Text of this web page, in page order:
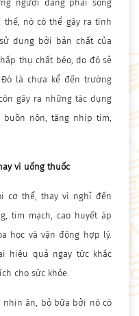
người đang phải sống
thế, nó có thể gây ra tình
dụng bởi bản chất của
thụ chất béo, do đó sẽ
là chưa kể đến trường
gây ra những tác dụng
buồn nôn, tăng nhịp tim,
vì uống thuốc
cơ thể, thay vì nghĩ đến
tim mạch, cao huyết áp
học và vận động hợp lý.
hiệu quả ngay tức khắc
cho sức khỏe.
ăn, bỏ bữa bởi nó có